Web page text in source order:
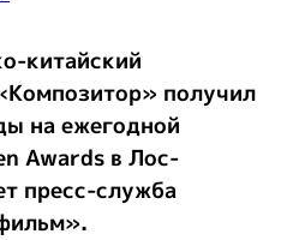
китайский
получил
на ежегодной
Awards в Лос-
пресс-служба